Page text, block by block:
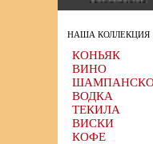
НАША КОЛЛЕКЦИЯ
КОНЬЯК
ВИНО
ВОДКА
ТЕКИЛА
ВИСКИ
КОФЕ